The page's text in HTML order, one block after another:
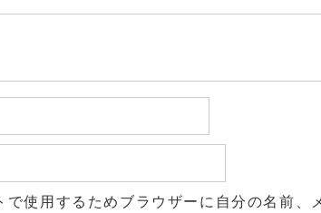
で使用するためブラウザーに自分の名前、